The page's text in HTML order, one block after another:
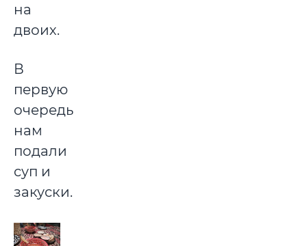
на
двоих.
В
первую
очередь
нам
подали
суп и
закуски.